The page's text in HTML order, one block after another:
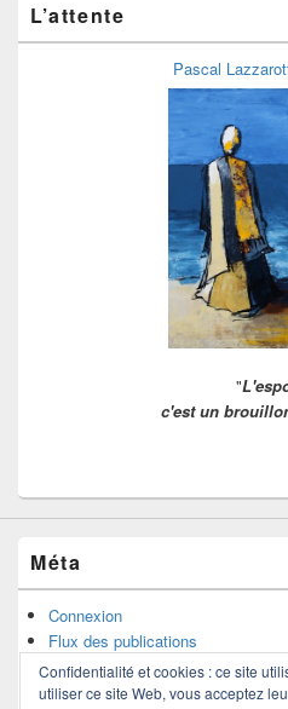
ranger
L’attente
Pascal
"
c'est un
Méta
Connexion
Flux des publications
Flux des commentaires
Site de WordPress-FR
Confidentialité et cookies : ce site
utiliser ce site Web, vous acceptez